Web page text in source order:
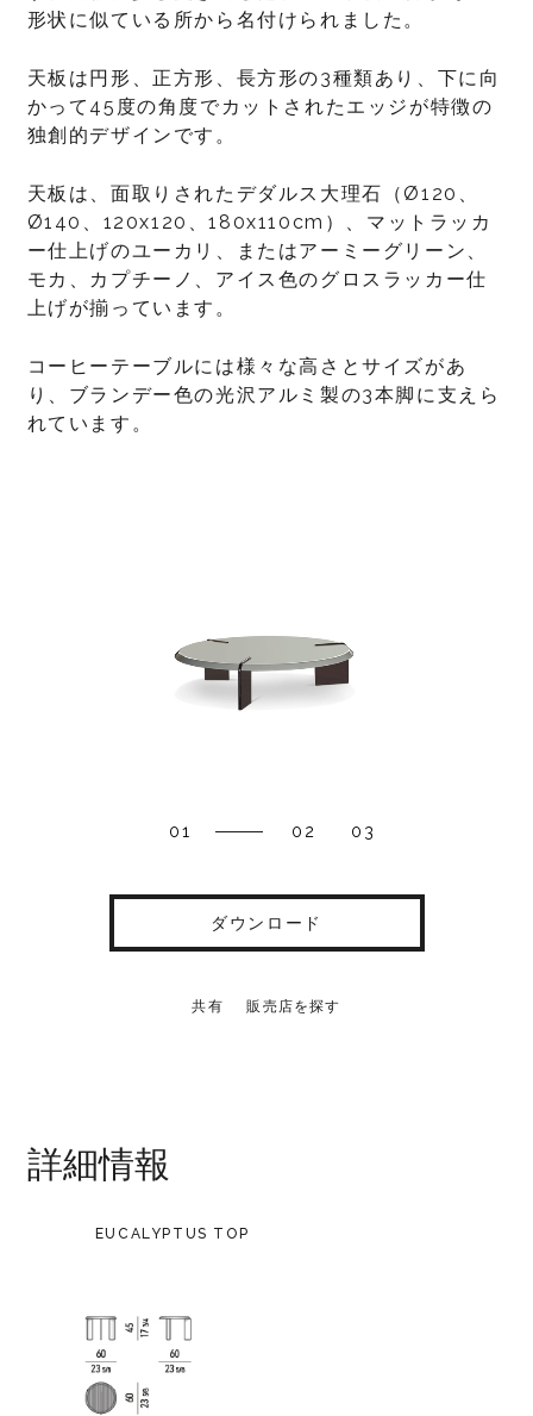
形状に似ている所から名付けられました。
天板は円形、正方形、長方形の3種類あり、下に向
かって45度の角度でカットされたエッジが特徴の
独創的デザインです。
天板は、面取りされたデダルス大理石（Ø120、
Ø140、120x120、180x110cm）、マットラッカ
ー仕上げのユーカリ、またはアーミーグリーン、
モカ、カプチーノ、アイス色のグロスラッカー仕
上げが揃っています。
コーヒーテーブルには様々な高さとサイズがあ
り、ブランデー色の光沢アルミ製の3本脚に支えら
れています。
01 02 03
ダウンロード
共有 販売店を探す
詳細情報
EUCALYPTUS TOP